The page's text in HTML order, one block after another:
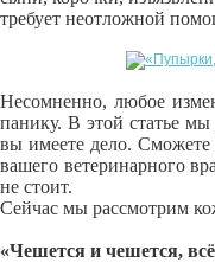
требует неотложной
Несомненно, любое
панику. В этой статье
вы имеете дело. Сможете
вашего ветеринарного
не стоит.
Сейчас мы рассмотрим
«Чешется и чешется,